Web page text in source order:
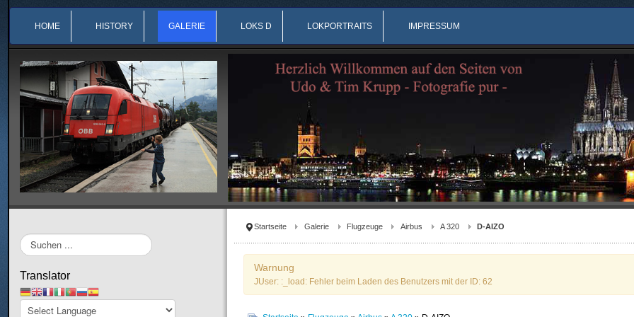
HOME HISTORY GALERIE LOKS D LOKPORTRAITS IMPRESSUM
Startseite Galerie Flugzeuge Airbus A 320 D-AIZO
Warnung
JUser: :_load: Fehler beim Laden des Benutzers mit der ID: 62
Suchen
...
Translator